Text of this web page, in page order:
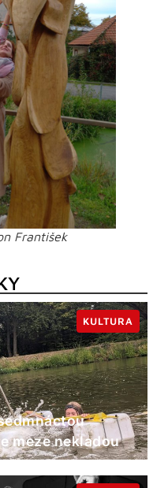
František
meze nekladou
KULTURA